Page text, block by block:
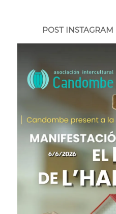
POST INSTAGRAM